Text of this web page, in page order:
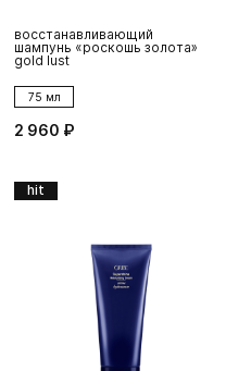
восстанавливающий
шампунь «роскошь золота»
gold lust
75 мл
2 960 ₽
hit